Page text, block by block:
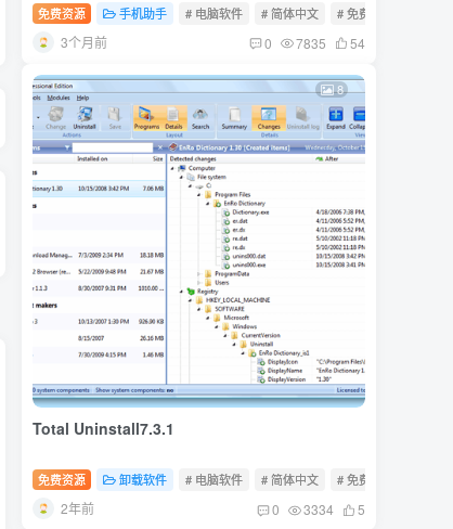
爱奇艺万能联播7.0.0.5711
免费资源 手机助手 # 电脑软件 # 简体中文 # 免费软件
3个月前 0 7835 54
8
Total Uninstall7.3.1
免费资源 卸载软件 # 电脑软件 # 简体中文 # 免费软件
2年前 0 3334 5